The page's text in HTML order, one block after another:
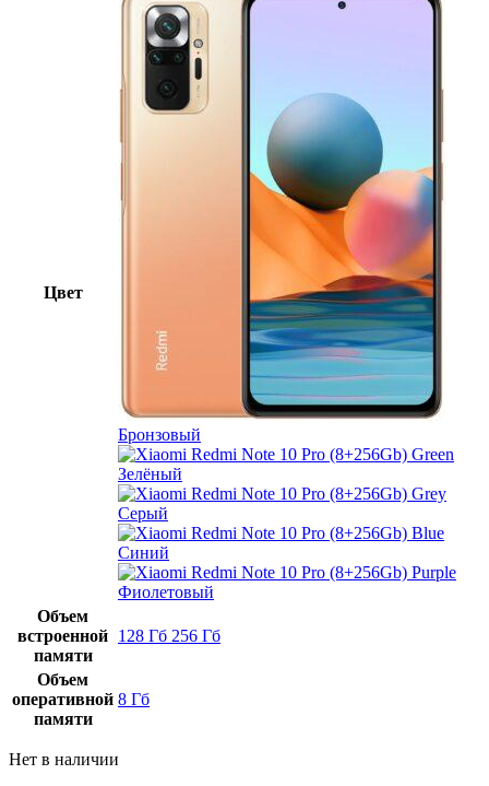
Цвет
Бронзовый
Зелёный
Серый
Синий
Фиолетовый
Объем
встроенной
памяти
128 Гб 256 Гб
Объем
оперативной
памяти
8 Гб
Нет в наличии